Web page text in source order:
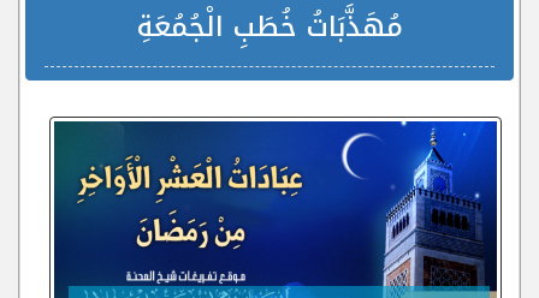
مُهَذَّبَاتُ خُطَبِ الْجُمُعَةِ